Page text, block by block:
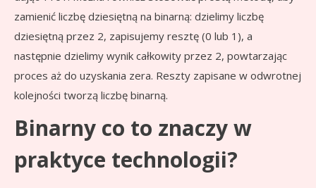
zamienić liczbę dziesiętną na binarną: dzielimy liczbę
dziesiętną przez 2, zapisujemy resztę (0 lub 1), a
następnie dzielimy wynik całkowity przez 2, powtarzając
proces aż do uzyskania zera. Reszty zapisane w odwrotnej
kolejności tworzą liczbę binarną.
Binarny co to znaczy w
praktyce technologii?